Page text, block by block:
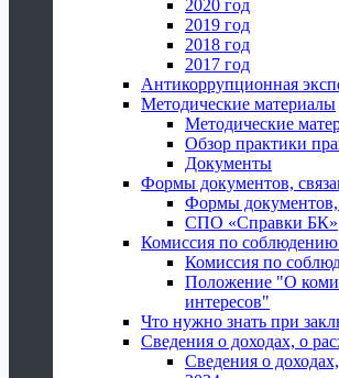
2020 год
2019 год
2018 год
2017 год
Антикоррупционная
Методические материалы
Методические
Обзор практики
Документы
Формы документов,
Формы документов,
СПО «Справки БК»
Комиссия по
Комиссия по
Положение "О
интересов"
Что нужно знать при
Сведения о доходах, о
Сведения о